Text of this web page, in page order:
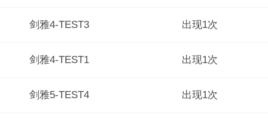
剑雅4-TEST3 出现1次
剑雅4-TEST1 出现1次
剑雅5-TEST4 出现1次